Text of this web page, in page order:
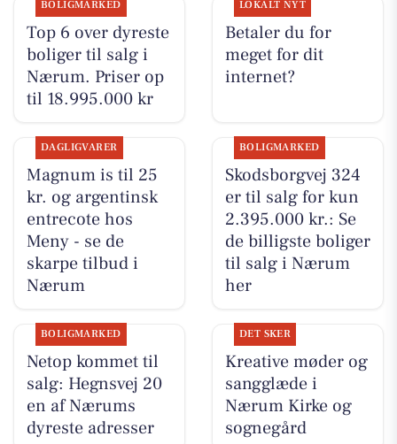
BOLIGMARKED
Top 6 over dyreste
boliger til salg i
Nærum. Priser op
til 18.995.000 kr
LOKALT NYT
Betaler du for
meget for dit
internet?
DAGLIGVARER
Magnum is til 25
kr. og argentinsk
entrecote hos
Meny - se de
skarpe tilbud i
Nærum
BOLIGMARKED
Skodsborgvej 324
er til salg for kun
2.395.000 kr.: Se
de billigste boliger
til salg i Nærum
her
BOLIGMARKED
Netop kommet til
salg: Hegnsvej 20
en af Nærums
dyreste adresser
DET SKER
Kreative møder og
sangglæde i
Nærum Kirke og
sognegård